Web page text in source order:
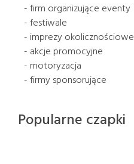
- firm organizujące eventy
- festiwale
- imprezy okolicznościowe
- akcje promocyjne
- motoryzacja
- firmy sponsorujące
Popularne czapki